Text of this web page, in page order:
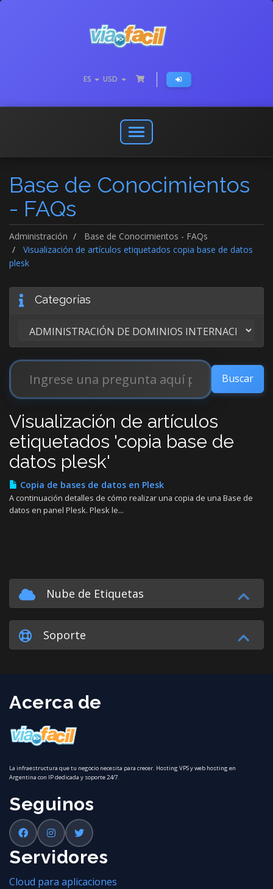
ES USD
Abrir
o
menú
de
Base de Conocimientos
- FAQs
Administración
Base de Conocimientos - FAQs
Visualización de artículos etiquetados copia base de datos
plesk
Categorías
Visualización de artículos
etiquetados 'copia base de
datos plesk'
Copia de bases de datos en Plesk
A continuación detalles de cómo realizar una copia de una Base de
datos en panel Plesk. Plesk le...
Nube de Etiquetas
Soporte
Acerca de
La infraestructura que tu negocio necesita para crecer. Hosting VPS y web hosting en
Argentina con IP dedicada y soporte 24/7.
Seguinos
Servidores
Cloud para aplicaciones